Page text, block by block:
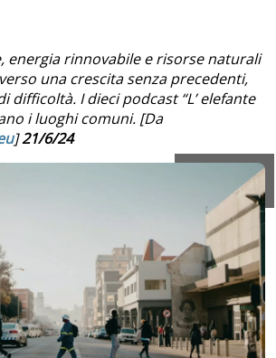
energia rinnovabile e risorse naturali
una crescita senza precedenti,
difficoltà. I dieci podcast “L’ elefante
i luoghi comuni. [Da
]21/6/24